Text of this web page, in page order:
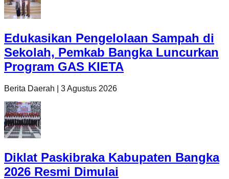
Edukasikan Pengelolaan Sampah di
Sekolah, Pemkab Bangka Luncurkan
Program GAS KIETA
Berita Daerah 3 Agustus 2026
Diklat Paskibraka Kabupaten Bangka
2026 Resmi Dimulai